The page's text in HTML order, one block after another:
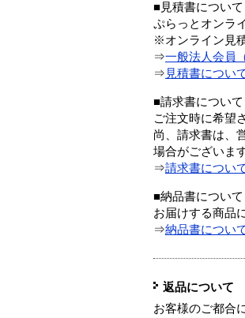
■見積書について
ぷらっとオンラ
※オンライン見
⇒一般法人会員
⇒ 見積書につい
■請求書について
ご注文時に希望
尚、請求書は、
場合がございます
⇒請求書につい
■納品書について
お届けする商品
⇒納品書につい
返品について
お客様のご都合